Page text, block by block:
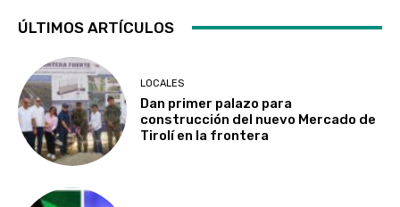
ÚLTIMOS ARTÍCULOS
LOCALES
Dan primer palazo para
construcción del nuevo Mercado de
Tirolí en la frontera